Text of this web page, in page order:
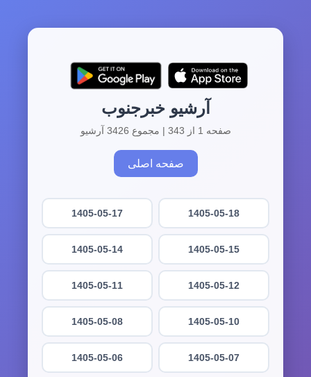
آرشیو خبرجنوب
صفحه 1 از 343 | مجموع 3426 آرشیو
صفحه اصلی
1405-05-18
1405-05-17
1405-05-15
1405-05-14
1405-05-12
1405-05-11
1405-05-10
1405-05-08
1405-05-07
1405-05-06